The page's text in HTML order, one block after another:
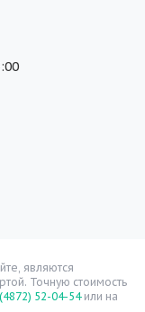
являются
Точную стоимость
52-04-54или на